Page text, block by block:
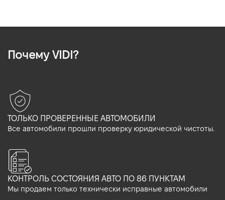
Почему VIDI?
ТОЛЬКО ПРОВЕРЕННЫЕ АВТОМОБИЛИ
Все автомобили прошли проверку юридической чистоты.
КОНТРОЛЬ СОСТОЯНИЯ АВТО ПО 86 ПУНКТАМ
Мы продаем только технически исправные автомобили